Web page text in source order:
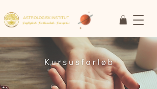
ASTROLOGISK INSTITUT
Faglighed • Fællesskab• Fornyelse